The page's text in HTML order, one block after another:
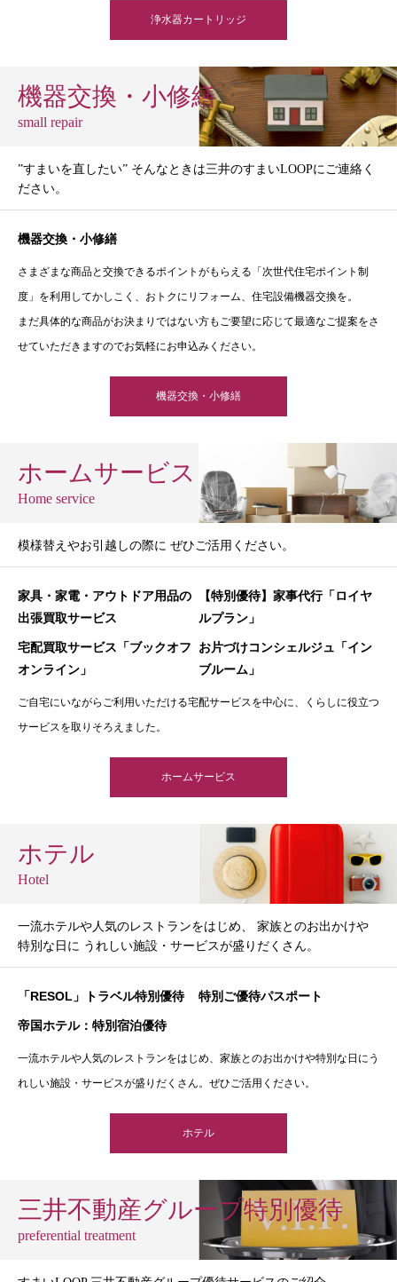
浄水器カートリッジ
機器交換・小修繕
small repair
”すまいを直したい” そんなときは三井のすまいLOOPにご連絡く
ださい。
機器交換・小修繕
さまざまな商品と交換できるポイントがもらえる「次世代住宅ポイント制
度」を利用してかしこく、おトクにリフォーム、住宅設備機器交換を。
まだ具体的な商品がお決まりではない方もご要望に応じて最適なご提案をさ
せていただきますのでお気軽にお申込みください。
機器交換・小修繕
ホームサービス
Home service
模様替えやお引越しの際に ぜひご活用ください。
家具・家電・アウトドア用品の
出張買取サービス
【特別優待】家事代行「ロイヤ
ルプラン」
宅配買取サービス「ブックオフ
オンライン」
お片づけコンシェルジュ「イン
ブルーム」
ご自宅にいながらご利用いただける宅配サービスを中心に、くらしに役立つ
サービスを取りそろえました。
ホームサービス
ホテル
Hotel
一流ホテルや人気のレストランをはじめ、 家族とのお出かけや
特別な日に うれしい施設・サービスが盛りだくさん。
「RESOL」トラベル特別優待 特別ご優待パスポート
帝国ホテル：特別宿泊優待
一流ホテルや人気のレストランをはじめ、家族とのお出かけや特別な日にう
れしい施設・サービスが盛りだくさん。ぜひご活用ください。
ホテル
三井不動産グループ特別優待
preferential treatment